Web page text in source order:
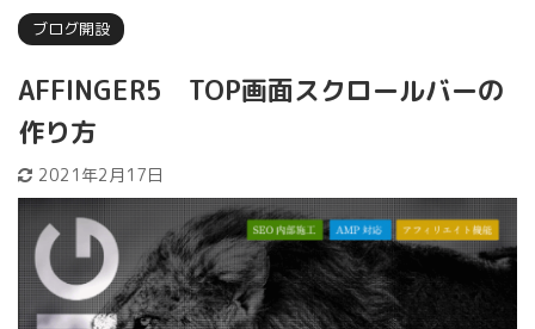
ブログ開設
AFFINGER5 TOP画面スクロールバーの
作り方
2021年2月17日